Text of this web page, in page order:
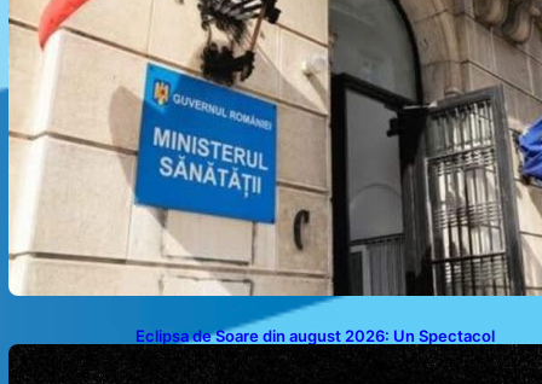
Eclipsa de Soare din august 2026: Un Spectacol
Astronomic Pe Cerul României